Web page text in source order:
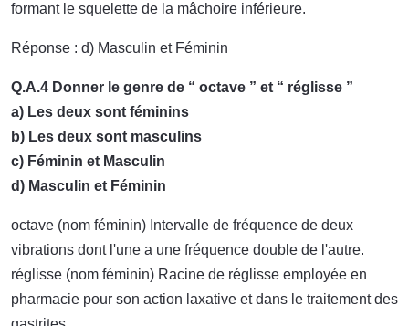
formant le squelette de la mâchoire inférieure.
Réponse : d) Masculin et Féminin
Q.A.4 Donner le genre de “ octave ” et “ réglisse ”
a) Les deux sont féminins
b) Les deux sont masculins
c) Féminin et Masculin
d) Masculin et Féminin
octave (nom féminin) Intervalle de fréquence de deux
vibrations dont l'une a une fréquence double de l'autre.
réglisse (nom féminin) Racine de réglisse employée en
pharmacie pour son action laxative et dans le traitement des